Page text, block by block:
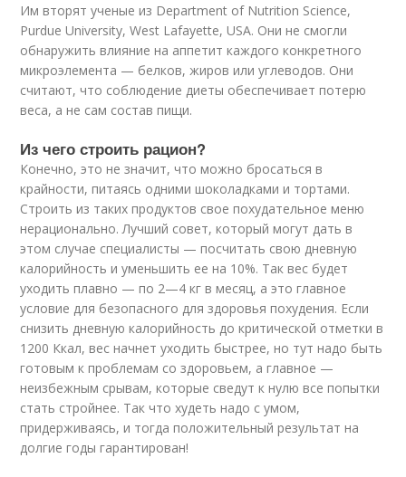
Им вторят ученые из Department of Nutrition Science,
Purdue University, West Lafayette, USA. Они не смогли
обнаружить влияние на аппетит каждого конкретного
микроэлемента — белков, жиров или углеводов. Они
считают, что соблюдение диеты обеспечивает потерю
веса, а не сам состав пищи.
Из чего строить рацион?
Конечно, это не значит, что можно бросаться в
крайности, питаясь одними шоколадками и тортами.
Строить из таких продуктов свое похудательное меню
нерационально. Лучший совет, который могут дать в
этом случае специалисты — посчитать свою дневную
калорийность и уменьшить ее на 10%. Так вес будет
уходить плавно — по 2—4 кг в месяц, а это главное
условие для безопасного для здоровья похудения. Если
снизить дневную калорийность до критической отметки в
1200 Ккал, вес начнет уходить быстрее, но тут надо быть
готовым к проблемам со здоровьем, а главное —
неизбежным срывам, которые сведут к нулю все попытки
стать стройнее. Так что худеть надо с умом,
придерживаясь, и тогда положительный результат на
долгие годы гарантирован!